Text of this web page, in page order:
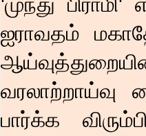
ஐராவதம்
பார்க்க